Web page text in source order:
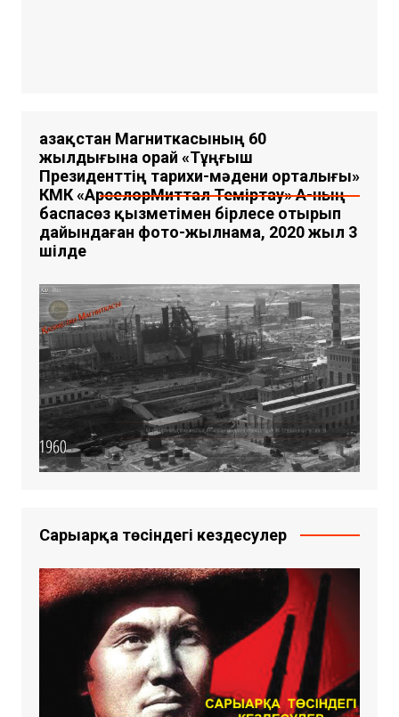
Қазақстан Магниткасының 60
жылдығына орай «Тұңғыш
Президенттің тарихи-мәдени орталығы»
КМҚК «АрселорМиттал Теміртау» АҚ-ның
баспасөз қызметімен бірлесе отырып
дайындаған фото-жылнама, 2020 жыл 3
шілде
Сарыарқа төсіндегі кездесулер